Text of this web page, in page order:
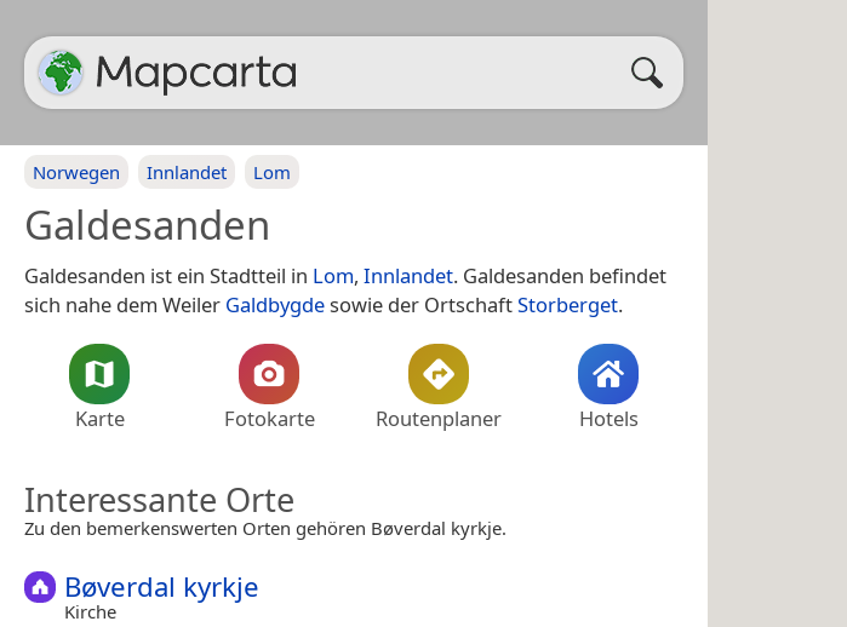
Norwegen Innlandet Lom
Galdesanden
Galdesanden ist ein Stadtteil in Lom, Innlandet. Galdesanden befindet
sich nahe dem Weiler Galdbygdesowie der OrtschaftStorberget.
Karte Fotokarte Routenplaner Hotels
Interessante Orte
Zu den bemerkenswerten Orten gehören Bøverdal kyrkje.
Bøverdal kyrkje
Kirche